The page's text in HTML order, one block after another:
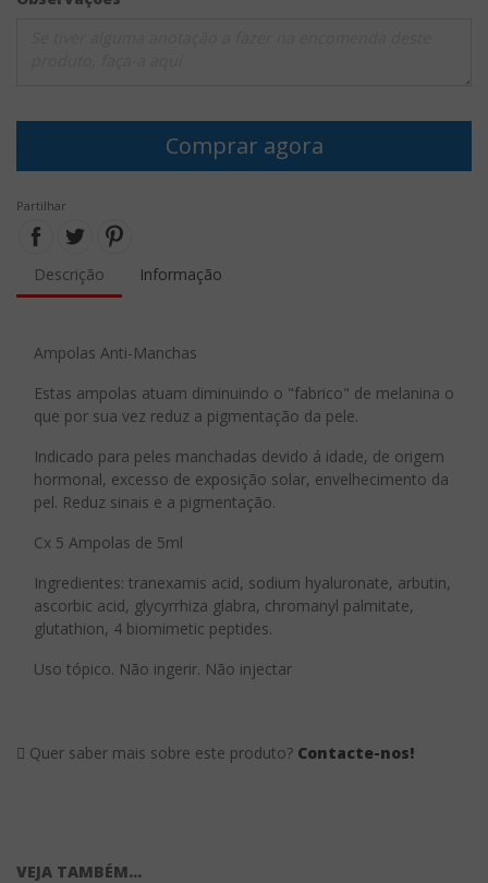
Comprar agora
Partilhar
Descrição Informação
Ampolas Anti-Manchas
Estas ampolas atuam diminuindo o "fabrico" de melanina o
que por sua vez reduz a pigmentação da pele.
Indicado para peles manchadas devido á idade, de origem
hormonal, excesso de exposição solar, envelhecimento da
pel. Reduz sinais e a pigmentação.
Cx 5 Ampolas de 5ml
Ingredientes: tranexamis acid, sodium hyaluronate, arbutin,
ascorbic acid, glycyrrhiza glabra, chromanyl palmitate,
glutathion, 4 biomimetic peptides.
Uso tópico. Não ingerir. Não injectar
Quer saber mais sobre este produto? Contacte-nos!
VEJA TAMBÉM...